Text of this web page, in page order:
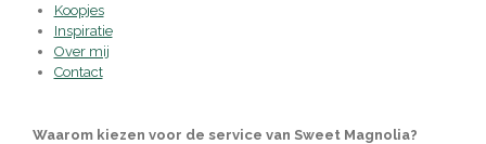
Koopjes
Inspiratie
Over mij
Contact
Waarom kiezen voor de service van Sweet Magnolia?